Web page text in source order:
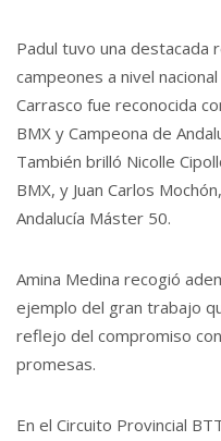
Padul tuvo una destacada
campeones a nivel
Carrasco fue reconocida
BMX y Campeona de
También brilló Nicolle
BMX, y Juan Carlos
Andalucía Máster 50.
Amina Medina recogió
ejemplo del gran trabajo
reflejo del compromiso
promesas.
En el Circuito Provincial